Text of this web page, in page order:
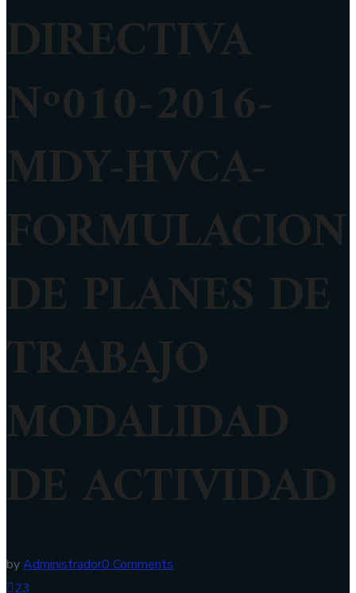
DIRECTIVA
Nº010-2016-
MDY-HVCA-
FORMULACION
DE PLANES DE
TRABAJO
MODALIDAD
DE ACTIVIDAD
byAdministrador0 Comments
23